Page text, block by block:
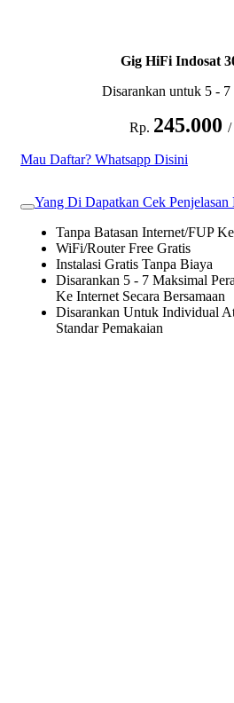
Gig HiFi Indosat
Disarankan untuk 5 - 7
Rp. 245.000 /
Mau Daftar? Whatsapp Disini
Yang Di Dapatkan Cek
Tanpa Batasan Internet/FUP
WiFi/Router Free Gratis
Instalasi Gratis Tanpa Biaya
Disarankan 5 - 7 Maksimal
Ke Internet Secara Bersamaan
Disarankan Untuk Individual
Standar Pemakaian